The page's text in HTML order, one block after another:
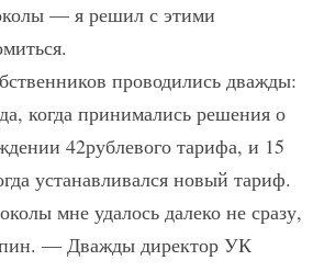
— я решил с этими
проводились дважды:
когда принимались решения о
42­рублевого тарифа, и 15
устанавливался новый тариф.
мне удалось далеко не сразу,
— Дважды директор УК